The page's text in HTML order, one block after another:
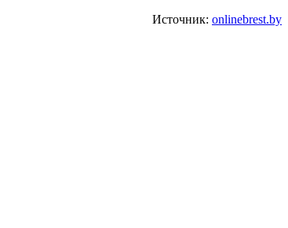
Источник: onlinebrest.by